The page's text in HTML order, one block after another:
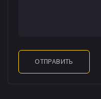
ОТПРАВИТЬ